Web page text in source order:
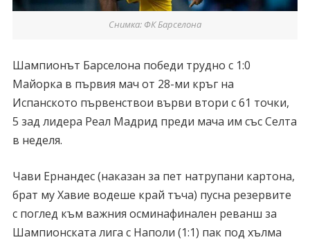
Снимка: ФК Барселона
Шампионът Барселона победи трудно с 1:0
Майорка в първия мач от 28-ми кръг на
Испанското първенствои върви втори с 61 точки,
5 зад лидера Реал Мадрид преди мача им със Селта
в неделя.
Чави Ернандес (наказан за пет натрупани картона,
брат му Хавие водеше край тъча) пусна резервите
с поглед към важния осминафинален реванш за
Шампионската лига с Наполи (1:1) пак под хълма